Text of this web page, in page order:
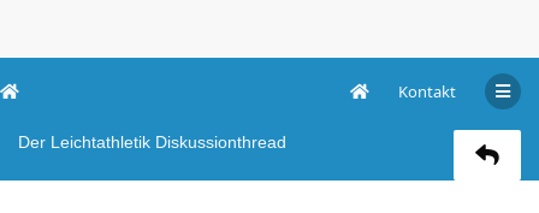
Kontakt
Der Leichtathletik Diskussionthread